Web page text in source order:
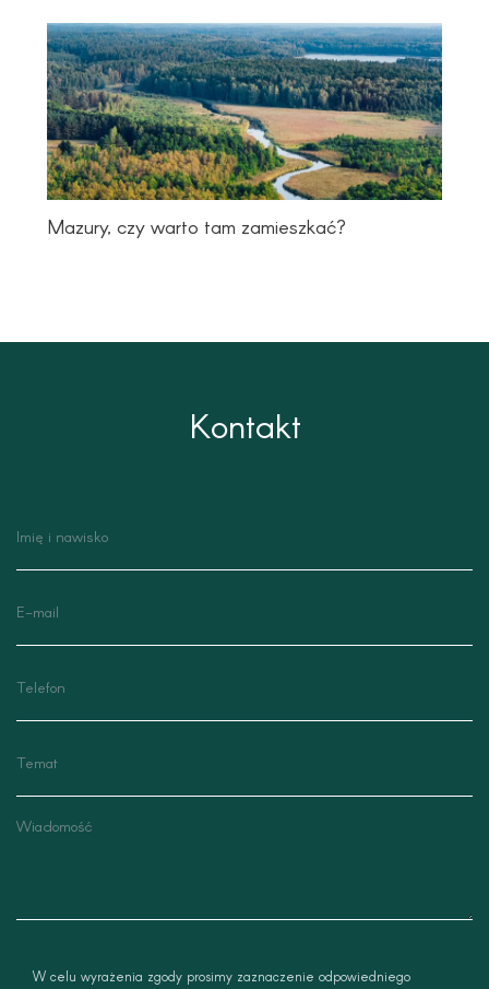
Mazury, czy warto tam zamieszkać?
Kontakt
wiadomosc
W celu wyrażenia zgody prosimy zaznaczenie odpowiedniego